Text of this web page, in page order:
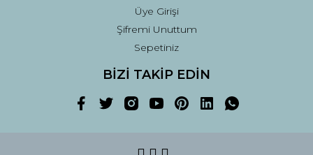
Üye Girişi
Şifremi Unuttum
Sepetiniz
BİZİ TAKİP EDİN